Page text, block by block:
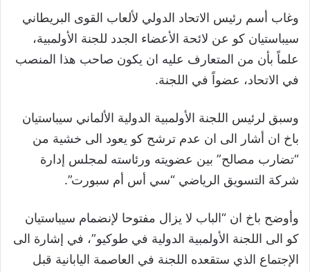
وغاب أسم رئيس الاتحاد الدولي لألعاب القوى البريطاني
سيباستيان كو عن لائحة الأعضاء الجدد للجنة الأولمبية،
علماً بأن من المتعارف عليه ان يكون صاحب هذا المنصب
في الاتحاد، عضواً في اللجنة.
وسبق لرئيس اللجنة الأولمبية الدولية الألماني سيباستيان
باخ ان أشار الى ان عدم ترشح كو يعود الى خشية من
“تضارب مصالح” بين عضويته ورئاسته لمجلس إدارة
شركة التسويق الرياضي “سي أس أم سبورت”.
وأوضح باخ ان “الباب لا يزال مفتوحا لإنضمام سيباستيان
كو الى اللجنة الأولمبية الدولية في طوكيو”، في إشارة الى
الإجتماع الذي ستقعده اللجنة في العاصمة اليابانية قبل